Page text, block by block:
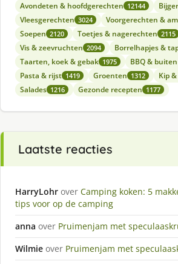
Avondeten & hoofdgerechten 12144
Vleesgerechten 3024 Voorgerechten &
Soepen 2120 Toetjes & nagerechten 2115
Vis & zeevruchten 2094 Borrelhapjes &
Taarten, koek & gebak 1975 BBQ &
Pasta & rijst 1419 Groenten 1312 Kip
Salades 1216 Gezonde recepten 1177
Laatste reacties
HarryLohr over Camping koken: 5
tips voor op de camping
anna over Pruimenjam met
Wilmie over Pruimenjam met